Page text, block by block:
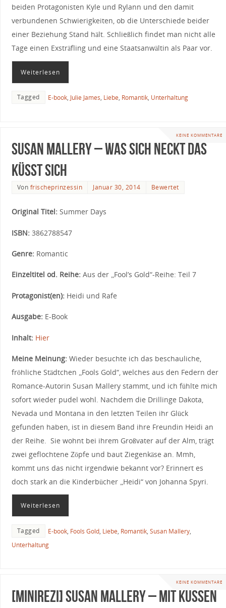
beiden Protagonisten Kyle und Rylann und den damit
verbundenen Schwierigkeiten, ob die Unterschiede beider
einer Beziehung Stand hält. Schließlich findet man nicht alle
Tage einen Exsträfling und eine Staatsanwältin als Paar vor.
Weiterlesen
Tagged E-book, Julie James, Liebe, Romantik, Unterhaltung
KEINE KOMMENTARE
Susan Mallery – Was sich neckt das
küsst sich
Von frischeprinzessin Januar 30, 2014 Bewertet
Original Titel: Summer Days
ISBN: 3862788547
Genre: Romantic
Einzeltitel od. Reihe: Aus der „Fool’s Gold“-Reihe: Teil 7
Protagonist(en): Heidi und Rafe
Ausgabe: E-Book
Inhalt: Hier
Meine Meinung: Wieder besuchte ich das beschauliche,
fröhliche Städtchen „Fools Gold“, welches aus den Federn der
Romance-Autorin Susan Mallery stammt, und ich fühlte mich
sofort wieder pudel wohl. Nachdem die Drillinge Dakota,
Nevada und Montana in den letzten Teilen ihr Glück
gefunden haben, ist in diesem Band ihre Freundin Heidi an
der Reihe. Sie wohnt bei ihrem Großvater auf der Alm, trägt
zwei geflochtene Zöpfe und baut Ziegenkäse an. Mmh,
kommt uns das nicht irgendwie bekannt vor? Erinnert es
doch stark an die Kinderbücher „Heidi“ von Johanna Spyri.
Weiterlesen
Tagged E-book, Fools Gold, Liebe, Romantik, Susan Mallery,
Unterhaltung
KEINE KOMMENTARE
[Minirezi] Susan Mallery – Mit Küssen